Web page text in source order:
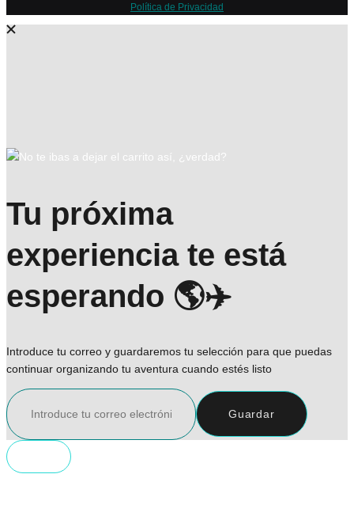
Política de Privacidad
Tu próxima
experiencia te está
esperando 🌎✈️
Introduce tu correo y guardaremos tu selección para que puedas
continuar organizando tu aventura cuando estés listo
Guardar